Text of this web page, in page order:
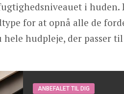
i
for at opnå alle de
hudpleje, der passer
ANBEFALET TIL DIG